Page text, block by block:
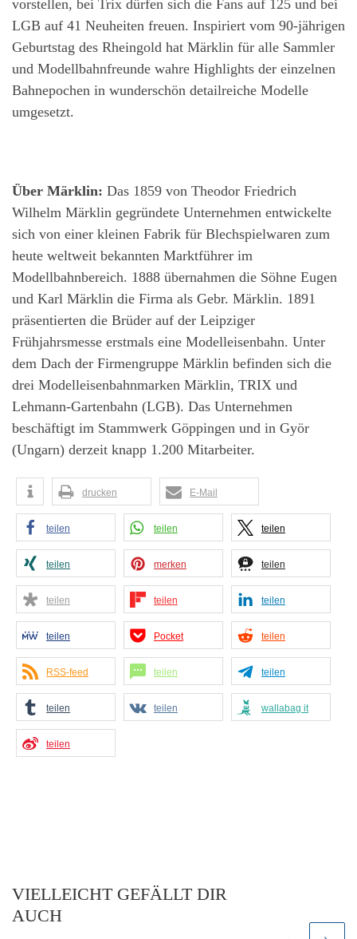
vorstellen, bei Trix dürfen sich die Fans auf 125 und bei
LGB auf 41 Neuheiten freuen. Inspiriert vom 90-jährigen
Geburtstag des Rheingold hat Märklin für alle Sammler
und Modellbahnfreunde wahre Highlights der einzelnen
Bahnepochen in wunderschön detailreiche Modelle
umgesetzt.
Über Märklin: Das 1859 von Theodor Friedrich
Wilhelm Märklin gegründete Unternehmen entwickelte
sich von einer kleinen Fabrik für Blechspielwaren zum
heute weltweit bekannten Marktführer im
Modellbahnbereich. 1888 übernahmen die Söhne Eugen
und Karl Märklin die Firma als Gebr. Märklin. 1891
präsentierten die Brüder auf der Leipziger
Frühjahrsmesse erstmals eine Modelleisenbahn. Unter
dem Dach der Firmengruppe Märklin befinden sich die
drei Modelleisenbahnmarken Märklin, TRIX und
Lehmann-Gartenbahn (LGB). Das Unternehmen
beschäftigt im Stammwerk Göppingen und in Györ
(Ungarn) derzeit knapp 1.200 Mitarbeiter.
drucken E-Mail
teilen teilen teilen
teilen merken teilen
teilen teilen teilen
teilen Pocket teilen
RSS-feed teilen teilen
teilen teilen wallabag it
teilen
VIELLEICHT GEFÄLLT DIR
AUCH